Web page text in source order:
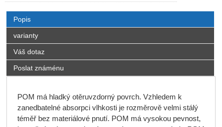
Popis
varianty
Váš dotaz
Poslat známénu
POM má hladký otěruvzdorný povrch. Vzhledem k
zanedbatelné absorpci vlhkosti je rozměrově velmi stálý
téměř bez materiálové pnutí. POM má vysokou pevnost,